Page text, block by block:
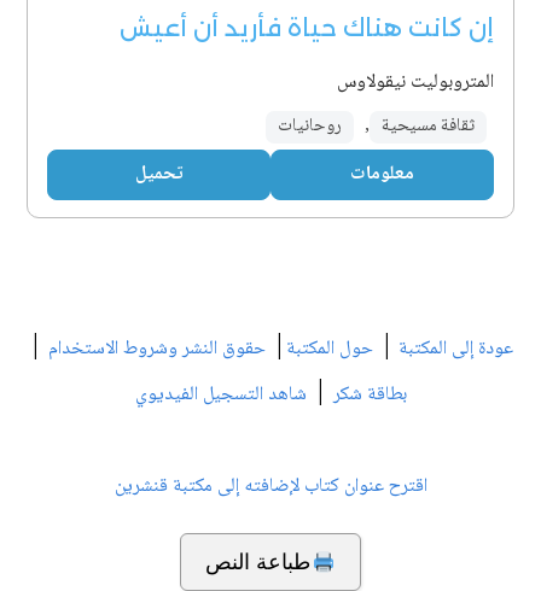
إن كانت هناك حياة فأريد أن أعيش
المتروبوليت نيقولاوس
ثقافة مسيحية , روحانيات
معلومات تحميل
عودة إلى المكتبة | حول المكتبة | حقوق النشر وشروط الاستخدام |
بطاقة شكر| شاهد التسجيل الفيديوي
اقترح عنوان كتاب لإضافته إلى مكتبة قنشرين
طباعة النص